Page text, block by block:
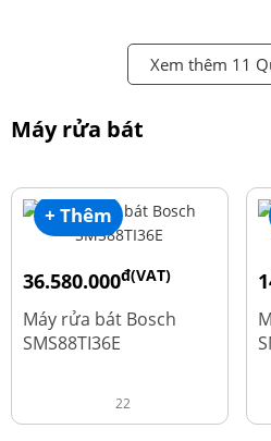
Xem thêm 11
Máy rửa bát
+ Thêm
36.580.000đ(VAT)
50.740.000
Máy rửa bát Bosch
SMS88TI36E
22